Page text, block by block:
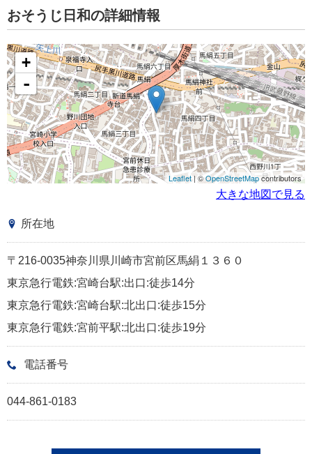
おそうじ日和の詳細情報
+
-
Leaflet| ©OpenStreetMapcontributors
大きな地図で見る
所在地
〒216-0035神奈川県川崎市宮前区馬絹１３６０
東京急行電鉄:宮崎台駅:出口:徒歩14分
東京急行電鉄:宮崎台駅:北出口:徒歩15分
東京急行電鉄:宮前平駅:北出口:徒歩19分
電話番号
044-861-0183